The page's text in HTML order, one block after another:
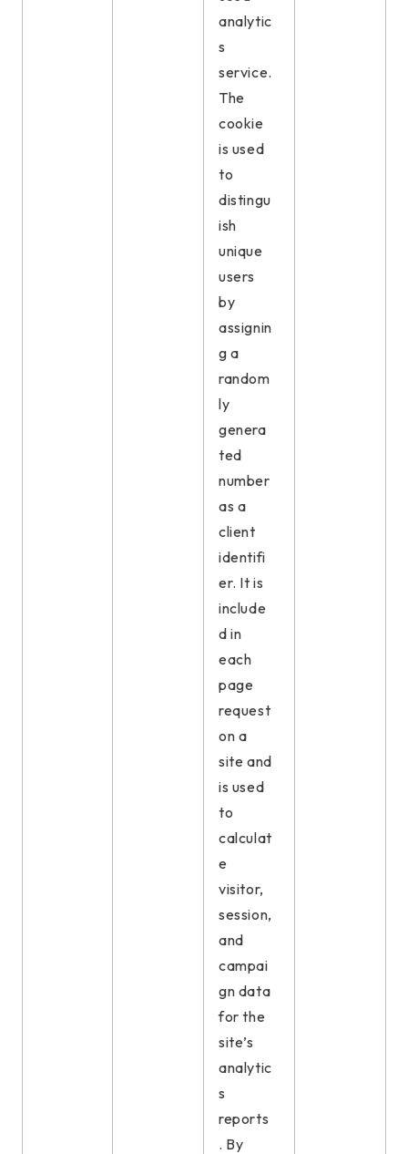
analytic
s
service.
The
cookie
is used
to
distingu
ish
unique
users
by
assignin
g a
random
ly
genera
ted
number
as a
client
identifi
er. It is
include
d in
each
page
request
on a
site and
is used
to
calculat
e
visitor,
session,
and
campai
gn data
for the
site’s
analytic
s
reports
. By